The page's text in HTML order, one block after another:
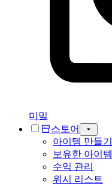
미밐
스토어
아이템 만들기
보유한 아이템
수익 관리
위시 리스트